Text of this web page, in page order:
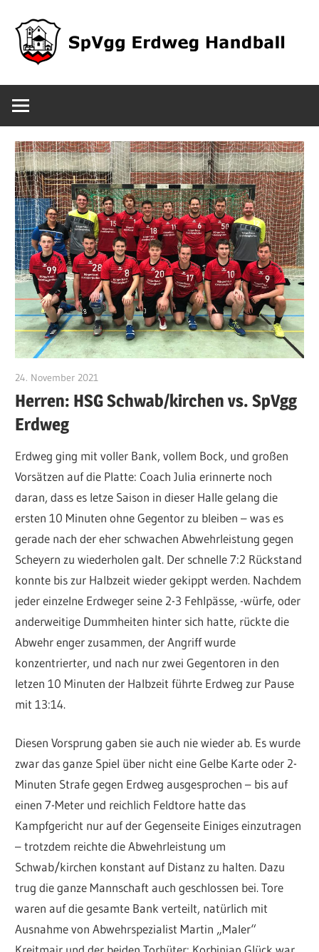
Inhalt
springen
SpVgg
Erdweg
Handball
24. November 2021
Herren: HSG Schwab/kirchen vs. SpVgg
Erdweg
Erdweg ging mit voller Bank, vollem Bock, und großen
Vorsätzen auf die Platte: Coach Julia erinnerte noch
daran, dass es letze Saison in dieser Halle gelang die
ersten 10 Minuten ohne Gegentor zu bleiben – was es
gerade nach der eher schwachen Abwehrleistung gegen
Scheyern zu wiederholen galt. Der schnelle 7:2 Rückstand
konnte bis zur Halbzeit wieder gekippt werden. Nachdem
jeder einzelne Erdweger seine 2-3 Fehlpässe, -würfe, oder
anderweitige Dummheiten hinter sich hatte, rückte die
Abwehr enger zusammen, der Angriff wurde
konzentrierter, und nach nur zwei Gegentoren in den
letzen 10 Minuten der Halbzeit führte Erdweg zur Pause
mit 13:14.
Diesen Vorsprung gaben sie auch nie wieder ab. Es wurde
zwar das ganze Spiel über nicht eine Gelbe Karte oder 2-
Minuten Strafe gegen Erdweg ausgesprochen – bis auf
einen 7-Meter und reichlich Feldtore hatte das
Kampfgericht nur auf der Gegenseite Einiges einzutragen
– trotzdem reichte die Abwehrleistung um
Schwab/kirchen konstant auf Distanz zu halten. Dazu
trug die ganze Mannschaft auch geschlossen bei. Tore
waren auf die gesamte Bank verteilt, natürlich mit
Ausnahme von Abwehrspezialist Martin „Maler“